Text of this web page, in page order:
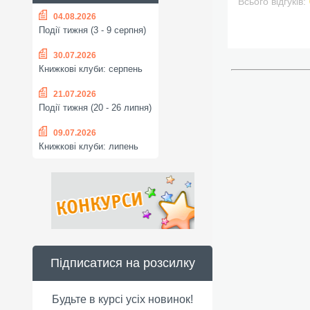
04.08.2026
Події тижня (3 - 9 серпня)
30.07.2026
Книжкові клуби: серпень
21.07.2026
Події тижня (20 - 26 липня)
09.07.2026
Книжкові клуби: липень
Підписатися на розсилку
Будьте в курсі усіх новинок!